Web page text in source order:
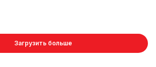
Загрузить больше